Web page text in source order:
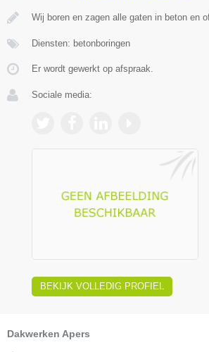
Wij boren en zagen alle gaten in beton en
Diensten: betonboringen
Er wordt gewerkt op afspraak.
Sociale media:
BEKIJK VOLLEDIG PROFIEL
Dakwerken Apers